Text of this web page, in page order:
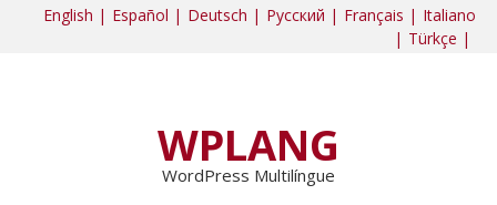
English | Español | Deutsch | Русский | Français | Italiano
| Türkçe |
WPLANG
WordPress Multilíngue